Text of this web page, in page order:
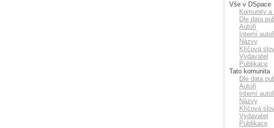
Vše v DSpace
Komunity
Dle data
Autoři
Interní
Názvy
Klíčová
Vydavatel
Publikace
Tato komunita
Dle data
Autoři
Interní
Názvy
Klíčová
Vydavatel
Publikace